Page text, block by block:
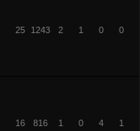
25 1243 2 1 0 0
16 816 1 0 4 1